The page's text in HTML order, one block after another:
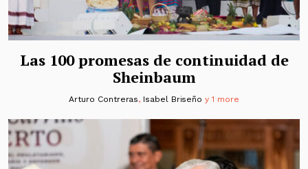
Las 100 promesas de continuidad de
Sheinbaum
Arturo Contreras, Isabel Briseño y 1 more